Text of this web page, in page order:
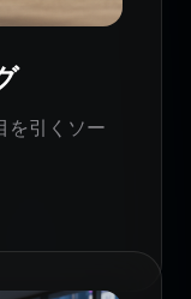
を引くソー